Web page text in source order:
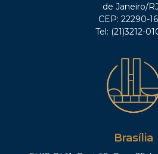
de Janeiro/RJ
CEP: 22290-
Tel: (21)3212-
Brasília